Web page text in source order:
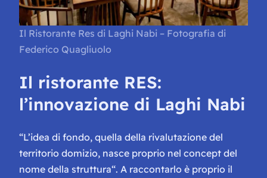
Il Ristorante Res di Laghi Nabi – Fotografia di
Federico Quagliuolo
Il ristorante RES:
l’innovazione di Laghi Nabi
“L’idea di fondo, quella della rivalutazione del
territorio domizio, nasce proprio nel concept del
nome della struttura“. A raccontarlo è proprio il